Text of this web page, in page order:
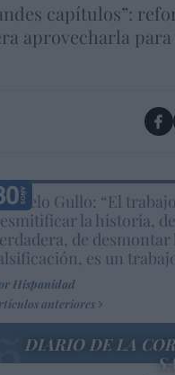
capítulos”:
aprovecharla para
Gullo: “El
la historia,
de desmontar
es un
Hispanidad
anteriores
DIARIO DE LA